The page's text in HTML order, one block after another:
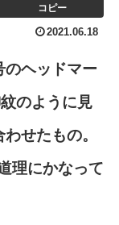
コピー
2021.06.18
ヘッドマー
のように見
せたもの。
理にかなって